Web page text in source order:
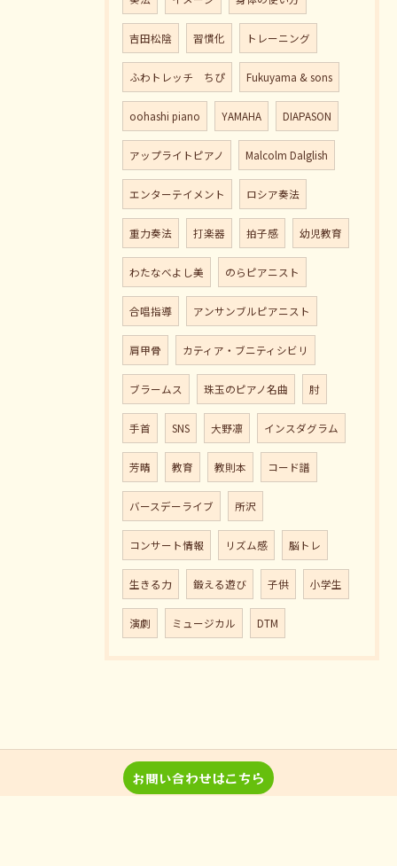
吉田松陰 習慣化 トレーニング
ふわトレッチ ちぴ Fukuyama & sons
oohashi piano YAMAHA DIAPASON
アップライトピアノ Malcolm Dalglish
エンターテイメント ロシア奏法
重力奏法 打楽器 拍子感 幼児教育
わたなべよし美 のらピアニスト
合唱指導 アンサンブルピアニスト
肩甲骨 カティア・ブニティシビリ
ブラームス 珠玉のピアノ名曲 肘
手首 SNS 大野凛 インスダグラム
芳晴 教育 教則本 コード譜
バースデーライブ 所沢
コンサート情報 リズム感 脳トレ
生きる力 鍛える遊び 子供 小学生
演劇 ミュージカル DTM
お問い合わせはこちら